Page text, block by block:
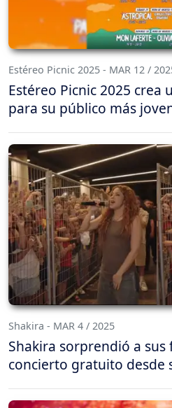
Estéreo Picnic 2025 - MAR 12 /
Estéreo Picnic 2025 crea
para su público más
Shakira - MAR 4 / 2025
Shakira sorprendió a sus
concierto gratuito desde